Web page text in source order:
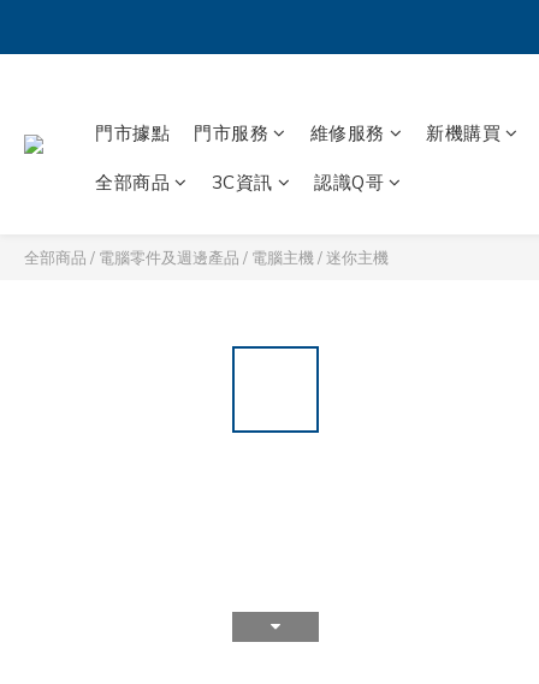
門市據點 門市服務 維修服務 新機購買
全部商品 3C資訊 認識Q哥
全部商品 / 電腦零件及週邊產品 / 電腦主機 /迷你主機